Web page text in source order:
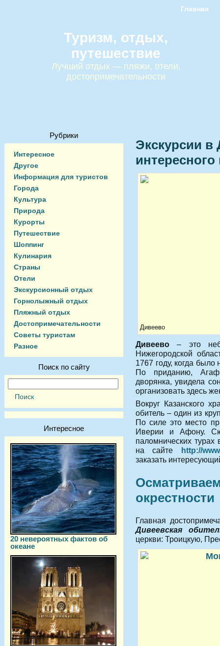
Главная
Туризм, отдых,
путешествие
Лучший отдых — пляжи, отели,
достопримечательности
Рубрики
Интересное
Другое
Информация для туристов
Города
Культура
Природа
Курорты
Путешествие
Шоппинг
Кулинария
Страны
Отели
Экскурсионный отдых
Горнолыжный отдых
Пляжный отдых
Достопримечательности
Советы туристам
Разное
Поиск по сайту
Интересное
20 невероятных фактов об
океане
Экскурсии в
Дивеево
Дивеево – это
Нижегородской
1767 году, когда было
По приданию,
дворянка, увидела
организовать здесь
Вокруг Казанского
обитель – один из
По силе это место
Иверии и Афону.
паломнических
на сайте http://
заказать
окрестности
Главная
Дивеевская
церкви: Троицкую,